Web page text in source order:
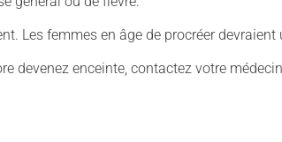
Les femmes en âge de procréer
devenez enceinte, contactez votre